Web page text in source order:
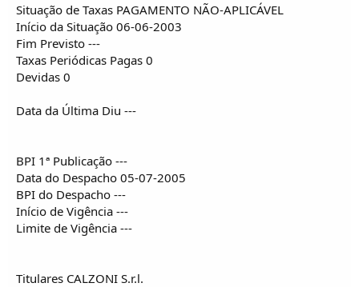
Situação de Taxas PAGAMENTO NÃO-APLICÁVEL
Início da Situação 06-06-2003
Fim Previsto ---
Taxas Periódicas Pagas 0
Devidas 0
Data da Última Diu ---
BPI 1ª Publicação ---
Data do Despacho 05-07-2005
BPI do Despacho ---
Início de Vigência ---
Limite de Vigência ---
Titulares CALZONI S.r.l.